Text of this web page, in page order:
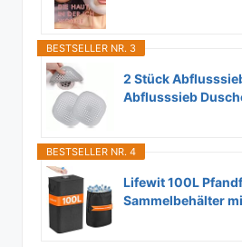
BESTSELLER NR. 3
2 Stück
Abflusssieb
BESTSELLER NR. 4
Lifewit 100L
Sammelbehälter